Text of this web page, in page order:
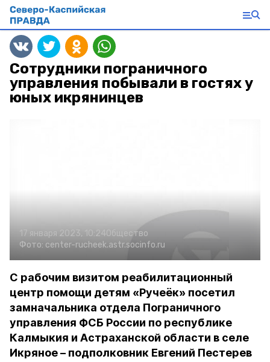
Сотрудники пограничного
управления побывали в гостях у
юных икрянинцев
17 января 2023, 10:24Общество
Фото: center-rucheek.astr.socinfo.ru
С рабочим визитом реабилитационный
центр помощи детям «Ручеёк» посетил
замначальника отдела Пограничного
управления ФСБ России по республике
Калмыкия и Астраханской области в селе
Икряное – подполковник Евгений Пестерев